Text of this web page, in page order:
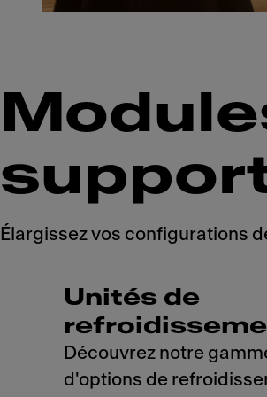
Élargissez vos configurations
Unités de
Découvrez notre
d'options de